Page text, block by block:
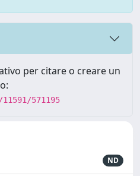
per citare o creare un
571195
ND